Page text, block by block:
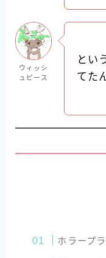
ウィッシ
ュピース
とい
てた
ホラープ